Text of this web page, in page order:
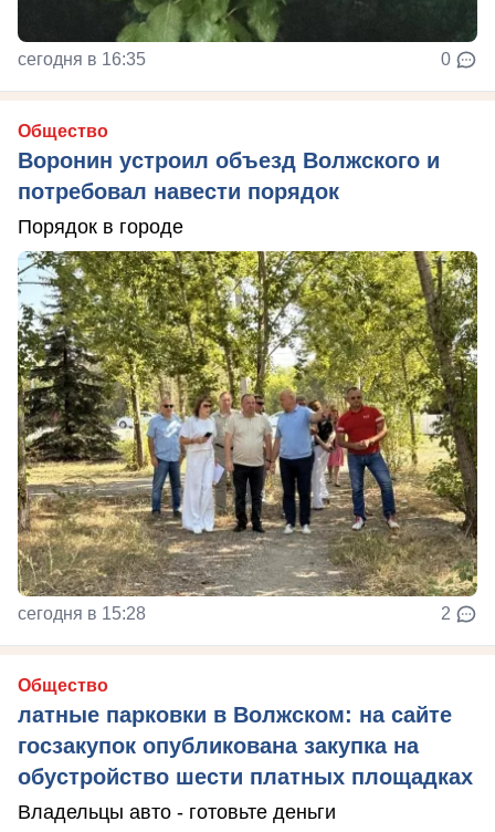
сегодня в 16:35 0
Общество
Воронин устроил объезд Волжского и
потребовал навести порядок
Порядок в городе
сегодня в 15:28 2
Общество
латные парковки в Волжском: на сайте
госзакупок опубликована закупка на
обустройство шести платных площадках
Владельцы авто - готовьте деньги